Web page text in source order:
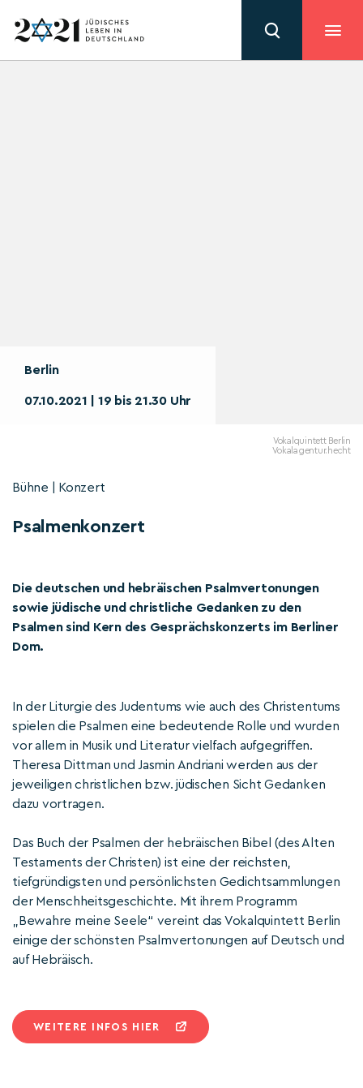
Berlin
07.10.2021 | 19 bis 21.30 Uhr
Vokalquintett Berlin
Vokalagentur.hecht
Bühne | Konzert
Psalmenkonzert
Die deutschen und hebräischen Psalmvertonungen
sowie jüdische und christliche Gedanken zu den
Psalmen sind Kern des Gesprächskonzerts im Berliner
Dom.
In der Liturgie des Judentums wie auch des Christentums
spielen die Psalmen eine bedeutende Rolle und wurden
vor allem in Musik und Literatur vielfach aufgegriffen.
Theresa Dittman und Jasmin Andriani werden aus der
jeweiligen christlichen bzw. jüdischen Sicht Gedanken
dazu vortragen.
Das Buch der Psalmen der hebräischen Bibel (des Alten
Testaments der Christen) ist eine der reichsten,
tiefgründigsten und persönlichsten Gedichtsammlungen
der Menschheitsgeschichte. Mit ihrem Programm
„Bewahre meine Seele“ vereint das Vokalquintett Berlin
einige der schönsten Psalmvertonungen auf Deutsch und
auf Hebräisch.
WEITERE INFOS HIER